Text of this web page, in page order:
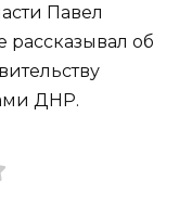
Павел
об
ДНР.